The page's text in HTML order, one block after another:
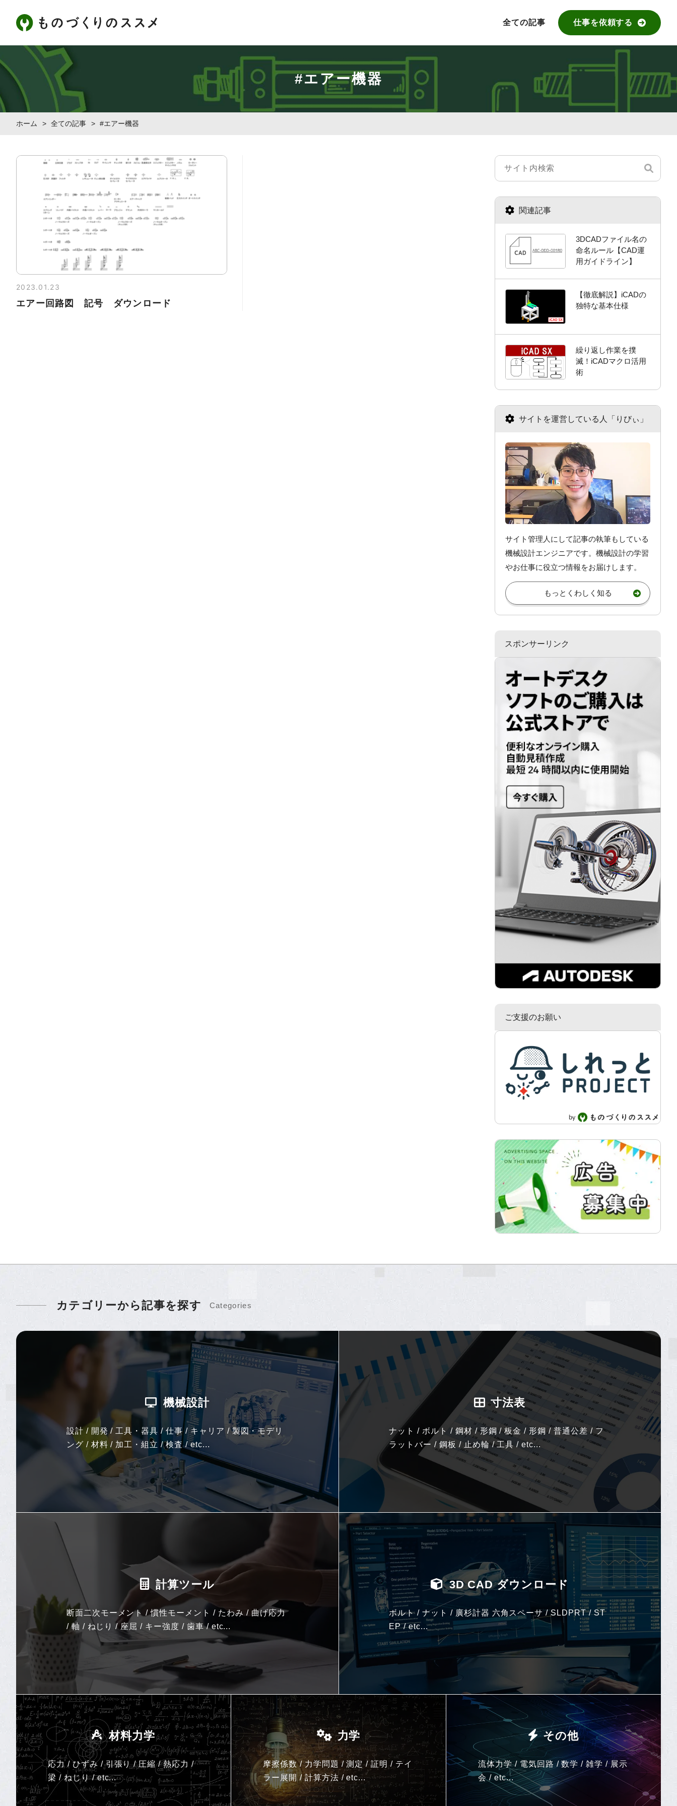
全ての記事 仕事を依頼する
#エアー機器
ホーム > 全ての記事 > #エアー機器
2023.01.23
エアー回路図 記号 ダウンロード
関連記事
3DCADファイル名の
命名ルール【CAD運
用ガイドライン】
【徹底解説】iCADの
独特な基本仕様
繰り返し作業を撲
滅！iCADマクロ活用
術
サイトを運営している人「りびぃ」
サイト管理人にして記事の執筆もしている
機械設計エンジニアです。機械設計の学習
やお仕事に役立つ情報をお届けします。
もっとくわしく知る
スポンサーリンク
ご支援のお願い
カテゴリーから記事を探す
機械設計
設計 / 開発 / 工具・器具 / 仕事 / キャリア / 製図・モデリ
ング / 材料 / 加工・組立 / 検査 / etc...
寸法表
ナット / ボルト / 鋼材 / 形鋼 / 板金 / 形鋼 / 普通公差 / フ
ラットバー / 鋼板 / 止め輪 / 工具 / etc...
計算ツール
断面二次モーメント / 慣性モーメント / たわみ / 曲げ応力
/ 軸 / ねじり / 座屈 / キー強度 / 歯車 / etc...
3D CAD ダウンロード
ボルト / ナット / 廣杉計器 六角スペーサ / SLDPRT / ST
EP / etc...
材料力学
応力 / ひずみ / 引張り / 圧縮 / 熱応力 /
梁 / ねじり /etc...
力学
摩擦係数 / 力学問題 / 測定 / 証明 / テイ
ラー展開 / 計算方法 /etc...
その他
流体力学 / 電気回路 / 数学 / 雑学 / 展示
会 / etc...